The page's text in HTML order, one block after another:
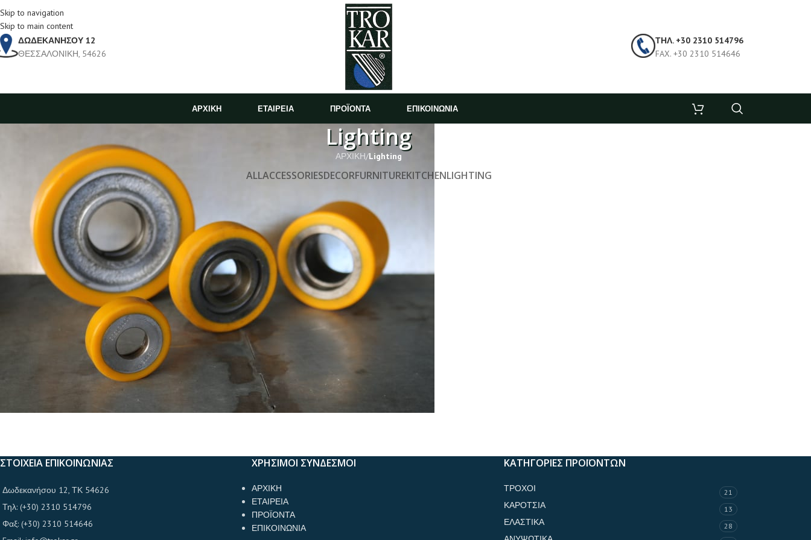
Skip to navigation
Skip to main content
ΔΩΔΕΚΑΝΗΣΟΥ 12
ΘΕΣΣΑΛΟΝΙΚΗ, 54626
ΤΗΛ. +30 2310 514796
FAX. +30 2310 514646
ΑΡΧΙΚΗ ΕΤΑΙΡΕΙΑ ΠΡΟΪΟΝΤΑ ΕΠΙΚΟΙΝΩΝΙΑ
Lighting
ΑΡΧΙΚΗ/Lighting
ALLACCESSORIESDECORFURNITUREKITCHENLIGHTING
Lighting
Venenatis nam phasellus
ΣΤΟΙΧΕΙΑ ΕΠΙΚΟΙΝΩΝΙΑΣ
Δωδεκανήσου 12, ΤΚ 54626
Τηλ: (+30) 2310 514796
Φαξ: (+30) 2310 514646
ΧΡΗΣΙΜΟΙ ΣΥΝΔΕΣΜΟΙ
ΑΡΧΙΚΗ
ΕΤΑΙΡΕΙΑ
ΠΡΟΪΟΝΤΑ
ΕΠΙΚΟΙΝΩΝΙΑ
ΚΑΤΗΓΟΡΙΕΣ ΠΡΟΪΟΝΤΩΝ
ΤΡΟΧΟΙ 21
ΚΑΡΟΤΣΙΑ 13
ΕΛΑΣΤΙΚΑ 28